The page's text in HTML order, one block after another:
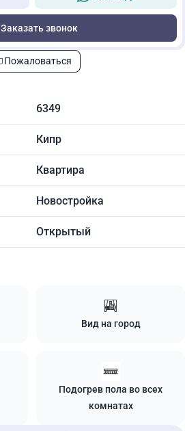
Заказать звонок
Пожаловаться
6349
Кипр
Квартира
Новостройка
Открытый
Вид на город
Подогрев пола во всех
комнатах